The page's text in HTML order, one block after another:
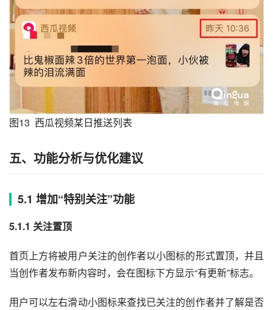
图13  西瓜视频某日推送列表
五、功能分析与优化建议
5.1 增加“特别关注”功能
5.1.1 关注置顶
首页上方将被用户关注的创作者以小图标的形式置顶，并且
当创作者发布新内容时，会在图标下方显示“有更新”标志。
用户可以左右滑动小图标来查找已关注的创作者并了解是否